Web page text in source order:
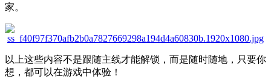
家。
以上这些内容不是跟随主线才能解锁，而是随时随地，只要你
想，都可以在游戏中体验！